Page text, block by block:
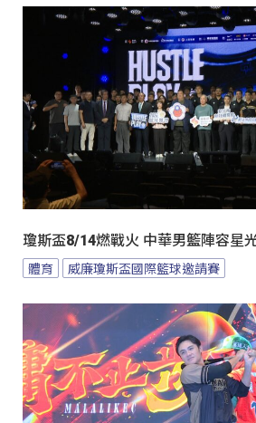
瓊斯盃8/14燃戰火 中華男籃陣容星
體育 威廉瓊斯盃國際籃球邀請賽